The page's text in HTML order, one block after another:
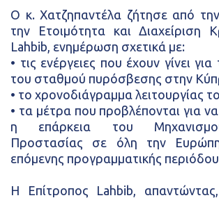
Ο κ. Χατζηπαντέλα ζήτησε από
την Ετοιμότητα και Διαχείριση
Lahbib, ενημέρωση σχετικά με:
• τις ενέργειες που έχουν γίνει
του σταθμού πυρόσβεσης στην
• το χρονοδιάγραμμα λειτουργίας
• τα μέτρα που προβλέπονται για
η επάρκεια του
Προστασίας σε όλη την
επόμενης προγραμματικής
Η Επίτροπος Lahbib,